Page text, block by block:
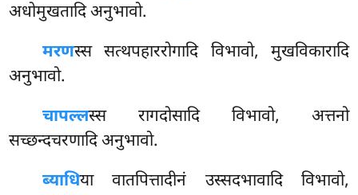
अधोमुखतादि अनुभावो.
मरणस्स सत्थपहाररोगादि विभावो, मुखविकारादि
अनुभावो.
चापल्लस्स रागदोसादि विभावो, अत्तनो
सच्छन्दचरणादि अनुभावो.
ब्याधिया वातपित्तादीनं उस्सदभावादि विभावो,